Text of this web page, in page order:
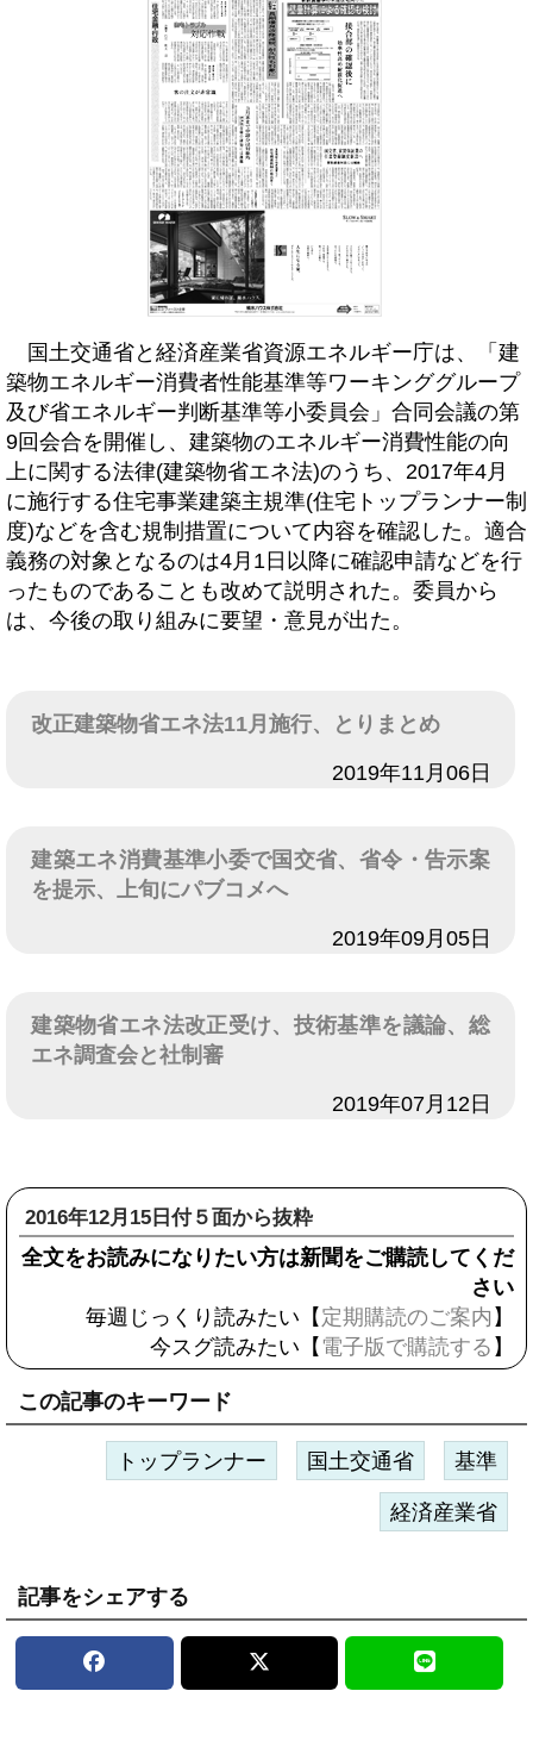
国土交通省と経済産業省資源エネルギー庁は、「建
築物エネルギー消費者性能基準等ワーキンググループ
及び省エネルギー判断基準等小委員会」合同会議の第
9回会合を開催し、建築物のエネルギー消費性能の向
上に関する法律(建築物省エネ法)のうち、2017年4月
に施行する住宅事業建築主規準(住宅トップランナー制
度)などを含む規制措置について内容を確認した。適合
義務の対象となるのは4月1日以降に確認申請などを行
ったものであることも改めて説明された。委員から
は、今後の取り組みに要望・意見が出た。
改正建築物省エネ法11月施行、とりまとめ
2019年11月06日
建築エネ消費基準小委で国交省、省令・告示案
を提示、上旬にパブコメへ
2019年09月05日
建築物省エネ法改正受け、技術基準を議論、総
エネ調査会と社制審
2019年07月12日
2016年12月15日付５面から抜粋
全文をお読みになりたい方は新聞をご購読してくだ
さい
毎週じっくり読みたい【 定期購読のご案内 】
今スグ読みたい【 電子版で購読する 】
この記事のキーワード
トップランナー 国土交通省 基準
経済産業省
記事をシェアする